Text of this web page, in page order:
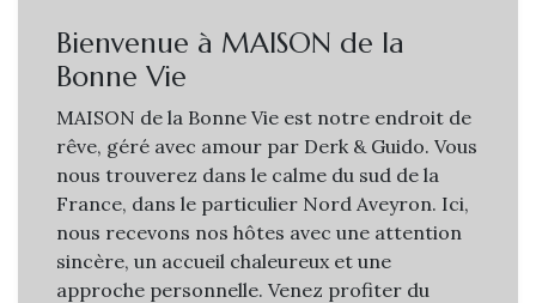
Bienvenue à MAISON de la
Bonne Vie
MAISON de la Bonne Vie est notre endroit de
rêve, géré avec amour par Derk & Guido. Vous
nous trouverez dans le calme du sud de la
France, dans le particulier Nord Aveyron. Ici,
nous recevons nos hôtes avec une attention
sincère, un accueil chaleureux et une
approche personnelle. Venez profiter du